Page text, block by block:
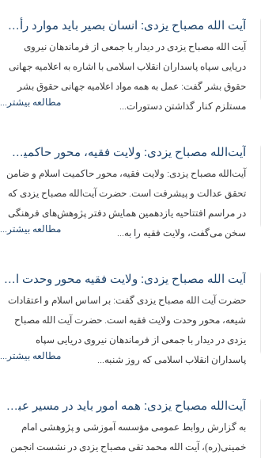
آیت الله مصباح یزدی: انسان بصیر باید موارد رأفت و خشونت را بشناسد
آیت الله مصباح یزدی در دیدار با جمعی از فرماندهان نیروی
دریایی سپاه پاسداران انقلاب اسلامی با اشاره به اعلامیه جهانی
حقوق بشر گفت: عمل به همه مواد اعلامیه جهانی حقوق بشر
مستلزم كنار گذاشتن دستورات...
مطالعه بیشتر...
آیت‌الله مصباح یزدی: ولایت فقیه، محور حاكمیت اسلام و ضامن تحقق عدالت و پیشرفت است.
آیت‌الله مصباح یزدی: ولایت فقیه، محور حاكمیت اسلام و ضامن
تحقق عدالت و پیشرفت است. حضرت آیت‌الله مصباح یزدی كه
در مراسم افتتاحیه یازدهمین همایش دفتر پژوهش‌های فرهنگی
سخن می‌گفت، ولایت فقیه را به...
مطالعه بیشتر...
آیت الله مصباح یزدی: ولایت فقیه محور وحدت است.
حضرت آیت الله مصباح یزدی گفت: بر اساس اسلام و اعتقادات
شیعه، محور وحدت ولایت فقیه است. حضرت آیت الله مصباح
یزدی در دیدار با جمعی از فرماندهان نیروی دریایی سپاه
پاسداران انقلاب اسلامی که روز شنبه...
مطالعه بیشتر...
آیت‌الله مصباح یزدی: همه امور باید در مسیر عبودیت خدا قرار گیرد؛ وگرنه بی ارزش است.
به گزارش روابط عمومی مؤسسه آموزشی و پژوهشی امام
خمینی(ره)، آیت الله محمد تقی مصباح یزدی در نشست انجمن